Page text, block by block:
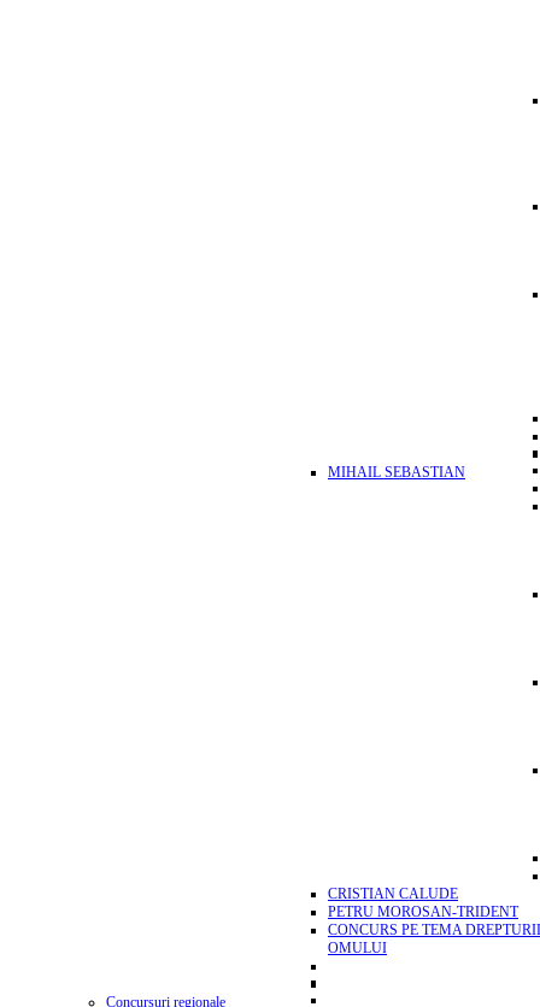
MIHAIL SEBASTIAN
CRISTIAN CALUDE
PETRU MOROSAN-TRIDENT
CONCURS PE TEMA
OMULUI
Concursuri regionale